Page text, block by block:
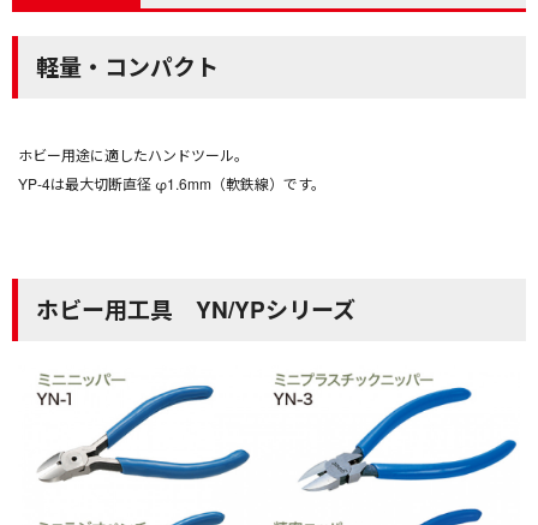
軽量・コンパクト
ホビー用途に適したハンドツール。
YP-4は最大切断直径 φ1.6mm（軟鉄線）です。
ホビー用工具 YN/YPシリーズ